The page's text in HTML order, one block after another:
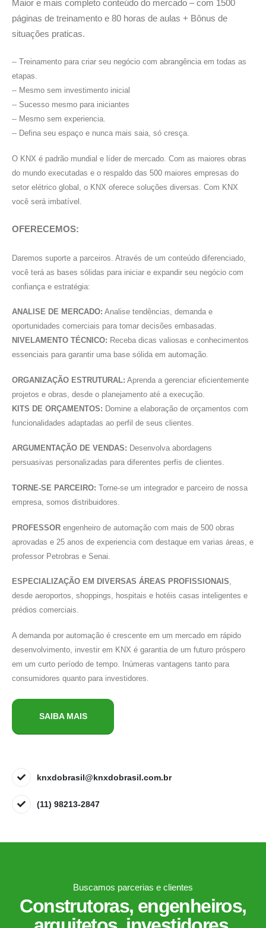
Maior e mais completo conteúdo do mercado – com 1500
páginas de treinamento e 80 horas de aulas + Bônus de
situações praticas.
-- Treinamento para criar seu negócio com abrangência em todas as
etapas.
-- Mesmo sem investimento inicial
-- Sucesso mesmo para iniciantes
-- Mesmo sem experiencia.
-- Defina seu espaço e nunca mais saia, só cresça.
O KNX é padrão mundial e líder de mercado. Com as maiores obras
do mundo executadas e o respaldo das 500 maiores empresas do
setor elétrico global, o KNX oferece soluções diversas. Com KNX
você será imbatível.
OFERECEMOS:
Daremos suporte a parceiros. Através de um conteúdo diferenciado,
você terá as bases sólidas para iniciar e expandir seu negócio com
confiança e estratégia:
ANALISE DE MERCADO: Analise tendências, demanda e
oportunidades comerciais para tomar decisões embasadas.
NIVELAMENTO TÉCNICO: Receba dicas valiosas e conhecimentos
essenciais para garantir uma base sólida em automação.
ORGANIZAÇÃO ESTRUTURAL: Aprenda a gerenciar eficientemente
projetos e obras, desde o planejamento até a execução.
KITS DE ORÇAMENTOS: Domine a elaboração de orçamentos com
funcionalidades adaptadas ao perfil de seus clientes.
ARGUMENTAÇÃO DE VENDAS: Desenvolva abordagens
persuasivas personalizadas para diferentes perfis de clientes.
TORNE-SE PARCEIRO: Torne-se um integrador e parceiro de nossa
empresa, somos distribuidores.
PROFESSOR engenheiro de automação com mais de 500 obras
aprovadas e 25 anos de experiencia com destaque em varias áreas, e
professor Petrobras e Senai.
ESPECIALIZAÇÃO EM DIVERSAS ÁREAS PROFISSIONAIS,
desde aeroportos, shoppings, hospitais e hotéis casas inteligentes e
prédios comerciais.
A demanda por automação é crescente em um mercado em rápido
desenvolvimento, investir em KNX é garantia de um futuro próspero
em um curto período de tempo. Inúmeras vantagens tanto para
consumidores quanto para investidores.
SAIBA MAIS
knxdobrasil@knxdobrasil.com.br
(11) 98213-2847
Buscamos parcerias e clientes
Construtoras, engenheiros,